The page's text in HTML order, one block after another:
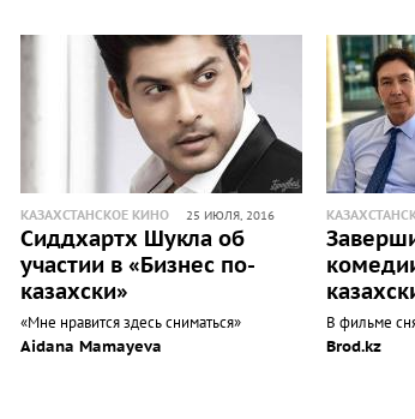
КАЗАХСТАНСКОЕ КИНО 25 ИЮЛЯ, 2016
Сиддхартх Шукла об
участии в «Бизнес по-
казахски»
«Мне нравится здесь сниматься»
Aidana Mamayeva
В фильме
Brod.kz